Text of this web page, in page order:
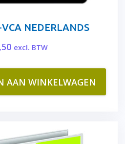
NEDERLANDS
excl. BTW
AAN WINKELWAGEN